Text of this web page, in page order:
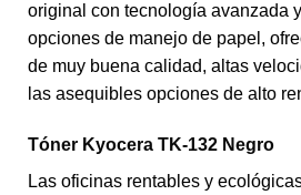
original con tecnología avanzada
opciones de manejo de papel,
de muy buena calidad, altas
las asequibles opciones de alto
Tóner Kyocera TK-132 Negro
Las oficinas rentables y